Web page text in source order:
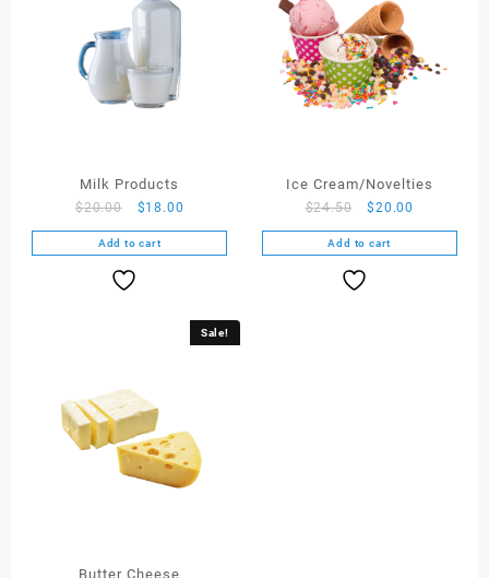
Milk Products
$20.00 $18.00
Add to cart
Ice Cream/Novelties
$24.50 $20.00
Add to cart
Sale!
Butter Cheese